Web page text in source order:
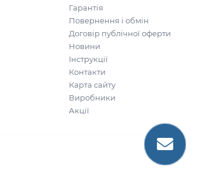
Гарантія
Повернення і обмін
Договір публічної оферти
Новини
Інструкції
Контакти
Карта сайту
Виробники
Акції